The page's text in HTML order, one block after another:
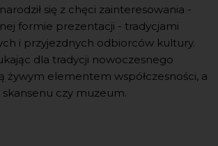
się z chęci zainteresowania -
formie prezentacji - tradycjami
i przyjezdnych odbiorców kultury.
dla tradycji nowoczesnego
żywym elementem współczesności, a
czy muzeum.